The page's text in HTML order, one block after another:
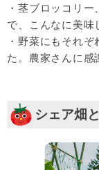
・茎ブロッコリ
で、こんなに美味
・野菜にもそれ
た。農家さんに感
シェア畑